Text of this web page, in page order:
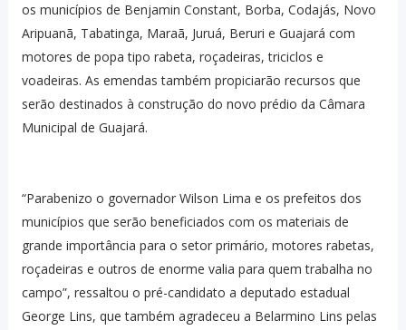
os municípios de Benjamin Constant, Borba, Codajás, Novo
Aripuanã, Tabatinga, Maraã, Juruá, Beruri e Guajará com
motores de popa tipo rabeta, roçadeiras, triciclos e
voadeiras. As emendas também propiciarão recursos que
serão destinados à construção do novo prédio da Câmara
Municipal de Guajará.
“Parabenizo o governador Wilson Lima e os prefeitos dos
municípios que serão beneficiados com os materiais de
grande importância para o setor primário, motores rabetas,
roçadeiras e outros de enorme valia para quem trabalha no
campo”, ressaltou o pré-candidato a deputado estadual
George Lins, que também agradeceu a Belarmino Lins pelas